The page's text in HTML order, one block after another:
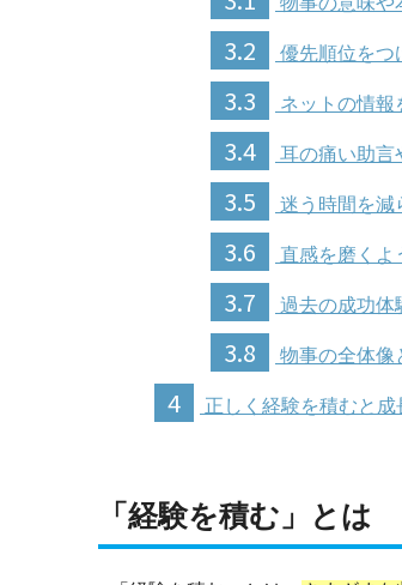
3.2 優先順位をつ
3.3 ネットの情報
3.4 耳の痛い助言
3.5 迷う時間を減
3.6 直感を磨くよ
3.7 過去の成功体
3.8 物事の全体像
4 正しく経験を積むと成
「経験を積む」とは